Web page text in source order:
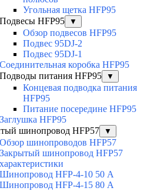
Угольная щетка HFP95
Подвесы HFP95
▼
Обзор подвесов HFP95
Подвес 95DJ-2
Подвес 95DJ-1
Соединительная коробка HFP95
Подводы питания HFP95
▼
Концевая подводка питания
HFP95
Питание посередине HFP95
Заглушка HFP95
шинопровод HFP57
▼
Обзор шинопроводов HFP57
Закрытый шинопровод HFP57
характеристики
Шинопровод HFP-4-10 50 А
Шинопровод HFP-4-15 80 А